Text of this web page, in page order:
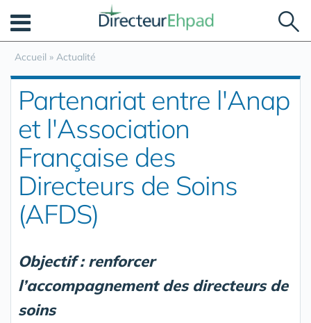
Accueil » Actualité
Partenariat entre l'Anap
et l'Association
Française des
Directeurs de Soins
(AFDS)
Objectif : renforcer
l’accompagnement des directeurs de
soins
Panneau de gestion des cookies